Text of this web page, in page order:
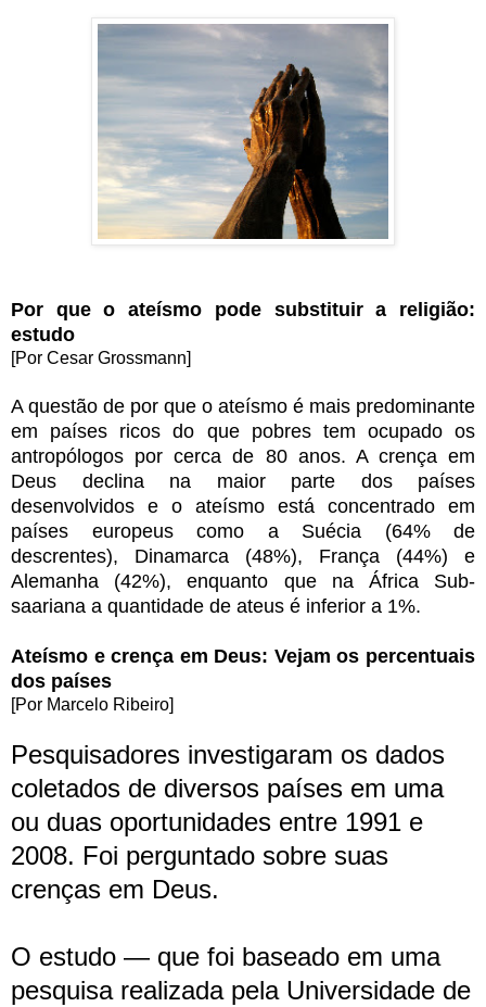
Por que o ateísmo pode substituir a religião:
estudo
[Por Cesar Grossmann]
A questão de por que o ateísmo é mais predominante
em países ricos do que pobres tem ocupado os
antropólogos por cerca de 80 anos. A crença em
Deus declina na maior parte dos países
desenvolvidos e o ateísmo está concentrado em
países europeus como a Suécia (64% de
descrentes), Dinamarca (48%), França (44%) e
Alemanha (42%), enquanto que na África Sub-
saariana a quantidade de ateus é inferior a 1%.
Ateísmo e crença em Deus: Vejam os percentuais
dos países
[Por Marcelo Ribeiro]
Pesquisadores investigaram os dados
coletados de diversos países em uma
ou duas oportunidades entre 1991 e
2008. Foi perguntado sobre suas
crenças em Deus.
O estudo — que foi baseado em uma
pesquisa realizada pela Universidade de